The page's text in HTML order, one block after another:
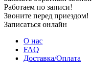
Работаем по записи!
Звоните перед приездом!
Записаться онлайн
О нас
FAQ
Доставка/Оплата